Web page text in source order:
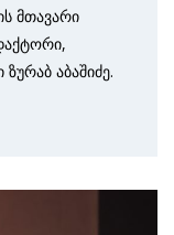
მთავარი
აბაშიძე.